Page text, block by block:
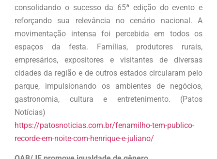
consolidando o sucesso da 65ª edição do evento e
reforçando sua relevância no cenário nacional. A
movimentação intensa foi percebida em todos os
espaços da festa. Famílias, produtores rurais,
empresários, expositores e visitantes de diversas
cidades da região e de outros estados circularam pelo
parque, impulsionando os ambientes de negócios,
gastronomia, cultura e entretenimento. (Patos
Notícias)
https://patosnoticias.com.br/fenamilho-tem-publico-
recorde-em-noite-com-henrique-e-juliano/